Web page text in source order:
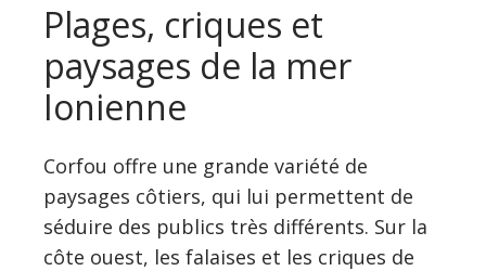
Plages, criques et
paysages de la mer
Ionienne
Corfou offre une grande variété de
paysages côtiers, qui lui permettent de
séduire des publics très différents. Sur la
côte ouest, les falaises et les criques de